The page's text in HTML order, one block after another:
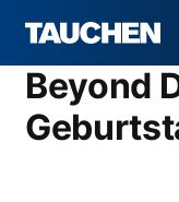
Beyond